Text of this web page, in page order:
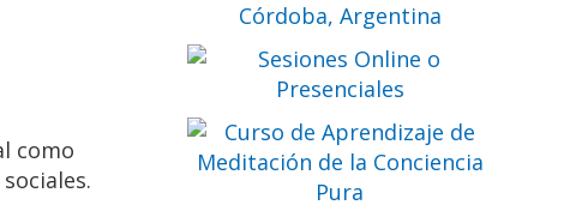
como